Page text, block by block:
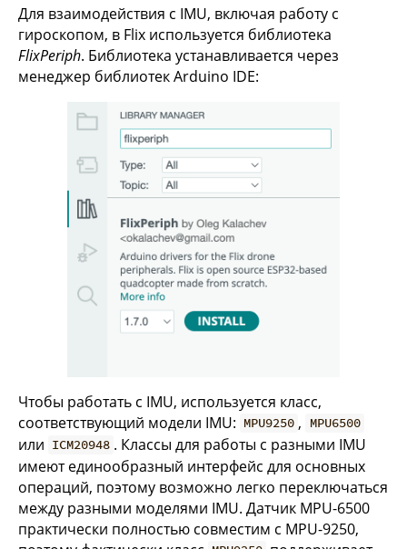
Для взаимодействия с IMU, включая работу с
гироскопом, в Flix используется библиотека
FlixPeriph. Библиотека устанавливается через
менеджер библиотек Arduino IDE:
Чтобы работать с IMU, используется класс,
соответствующий модели IMU: MPU9250 , MPU6500
или ICM20948 . Классы для работы с разными IMU
имеют единообразный интерфейс для основных
операций, поэтому возможно легко переключаться
между разными моделями IMU. Датчик MPU-6500
практически полностью совместим с MPU-9250,